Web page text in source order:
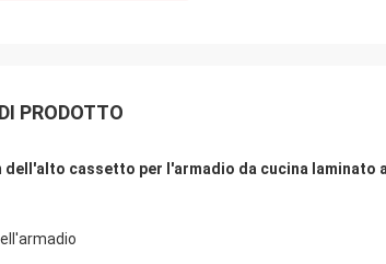
PRODOTTO
dell'alto cassetto per l'armadio da cucina laminato